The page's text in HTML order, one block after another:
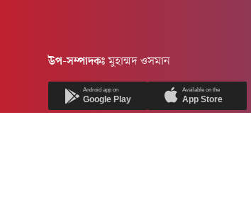
উপ-সম্পাদকঃমুহাম্মদ ওসমান
Android app on
Google Play
Available on the
App Store